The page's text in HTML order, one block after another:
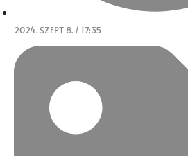
2024. SZEPT 8. / 17:35